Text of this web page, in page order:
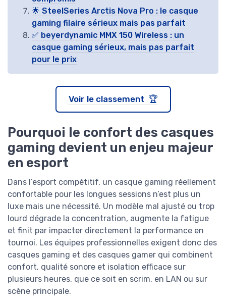
🌟 SteelSeries Arctis Nova Pro : le casque
gaming filaire sérieux mais pas parfait
✅ beyerdynamic MMX 150 Wireless : un
casque gaming sérieux, mais pas parfait
pour le prix
Voir le classement 🏆
Pourquoi le confort des casques
gaming devient un enjeu majeur
en esport
Dans l’esport compétitif, un casque gaming réellement
confortable pour les longues sessions n’est plus un
luxe mais une nécessité. Un modèle mal ajusté ou trop
lourd dégrade la concentration, augmente la fatigue
et finit par impacter directement la performance en
tournoi. Les équipes professionnelles exigent donc des
casques gaming et des casques gamer qui combinent
confort, qualité sonore et isolation efficace sur
plusieurs heures, que ce soit en scrim, en LAN ou sur
scène principale.